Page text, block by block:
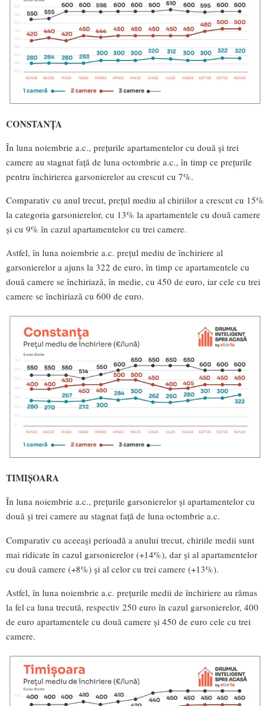
CONSTANȚA
În luna noiembrie a.c., prețurile apartamentelor cu două și trei
camere au stagnat față de luna octombrie a.c., în timp ce prețurile
pentru închirierea garsonierelor au crescut cu 7%.
Comparativ cu anul trecut, prețul mediu al chiriilor a crescut cu 15%
la categoria garsonierelor, cu 13% la apartamentele cu două camere
și cu 9% în cazul apartamentelor cu trei camere.
Astfel, în luna noiembrie a.c. prețul mediu de închiriere al
garsonierelor a ajuns la 322 de euro, în timp ce apartamentele cu
două camere se închiriază, în medie, cu 450 de euro, iar cele cu trei
camere se închiriază cu 600 de euro.
TIMIȘOARA
În luna noiembrie a.c., prețurile garsonierelor și apartamentelor cu
două și trei camere au stagnat față de luna octombrie a.c.
Comparativ cu aceeași perioadă a anului trecut, chiriile medii sunt
mai ridicate în cazul garsonierelor (+14%), dar și al apartamentelor
cu două camere (+8%) și al celor cu trei camere (+13%).
Astfel, în luna noiembrie a.c. prețurile medii de închiriere au rămas
la fel ca luna trecută, respectiv 250 euro în cazul garsonierelor, 400
de euro apartamentele cu două camere și 450 de euro cele cu trei
camere.